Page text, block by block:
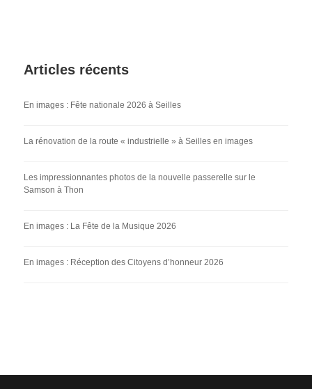
Articles récents
En images : Fête nationale 2026 à Seilles
La rénovation de la route « industrielle » à Seilles en images
Les impressionnantes photos de la nouvelle passerelle sur le
Samson à Thon
En images : La Fête de la Musique 2026
En images : Réception des Citoyens d’honneur 2026